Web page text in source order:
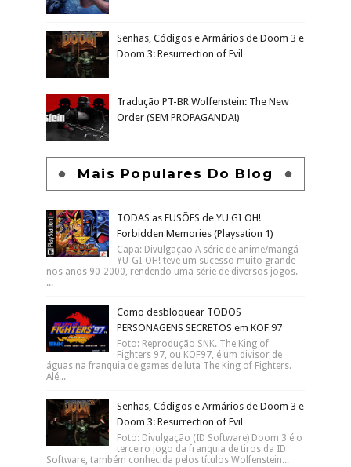
Senhas, Códigos e Armários de Doom 3 e
Doom 3: Resurrection of Evil
Tradução PT-BR Wolfenstein: The New
Order (SEM PROPAGANDA!)
Mais Populares Do Blog
TODAS as FUSÕES de YU GI OH!
Forbidden Memories (Playsation 1)
Capa: Divulgação A série de anime/mangá
YU-GI-OH! teve um sucesso muito grande
nos anos 90-2000, rendendo uma série de diversos jogos.
...
Como desbloquear TODOS
PERSONAGENS SECRETOS em KOF 97
Foto: Reprodução SNK. The King of
Fighters 97, ou KOF97, é um divisor de
águas na franquia de games de luta The King of Fighters.
Alé...
Senhas, Códigos e Armários de Doom 3 e
Doom 3: Resurrection of Evil
Foto: Divulgação (ID Software) Doom 3 é o
terceiro jogo da franquia de tiros da ID
Software, também conhecida pelos títulos Wolfenstein...